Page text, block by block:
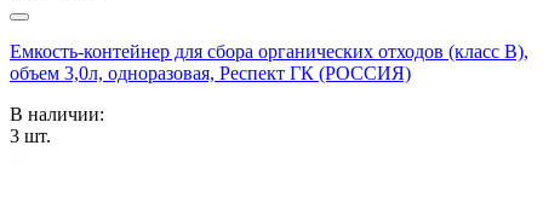
Емкость-контейнер для сбора органических отходов (класс В),
объем 3,0л, одноразовая, Респект ГК (РОССИЯ)
В наличии:
3 шт.